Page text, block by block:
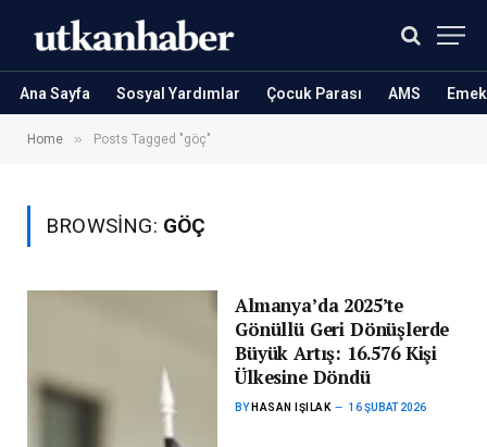
Ana Sayfa Sosyal Yardımlar Çocuk Parası AMS
Home » Posts Tagged "göç"
BROWSING: GÖÇ
Almanya’da 2025’te
Gönüllü Geri Dönüşlerde
Büyük Artış: 16.576 Kişi
Ülkesine Döndü
BY HASAN IŞILAK 16 ŞUBAT 2026